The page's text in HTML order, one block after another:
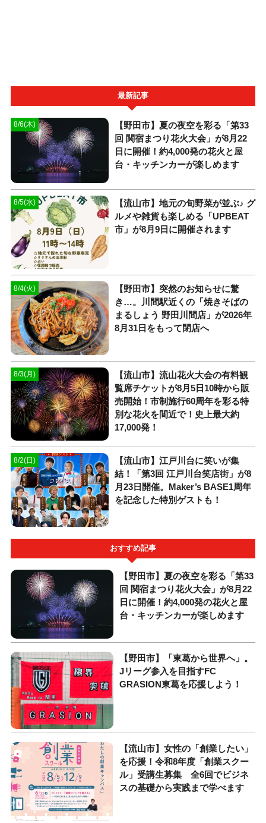
最新記事
8/6(木)
【野田市】夏の夜空を彩る「第33
回 関宿まつり花火大会」が8月22
日に開催！約4,000発の花火と屋
台・キッチンカーが楽しめます
8/5(水)
【流山市】地元の旬野菜が並ぶ♪ グ
ルメや雑貨も楽しめる「UPBEAT
市」が8月9日に開催されます
8/4(火)
【野田市】突然のお知らせに驚
き…。川間駅近くの「焼きそばの
まるしょう 野田川間店」が2026年
8月31日をもって閉店へ
8/3(月)
【流山市】流山花火大会の有料観
覧席チケットが8月5日10時から販
売開始！市制施行60周年を彩る特
別な花火を間近で！史上最大約
17,000発！
8/2(日)
【流山市】江戸川台に笑いが集
結！「第3回 江戸川台笑店街」が8
月23日開催。Maker’s BASE1周年
を記念した特別ゲストも！
おすすめ記事
【野田市】夏の夜空を彩る「第33
回 関宿まつり花火大会」が8月22
日に開催！約4,000発の花火と屋
台・キッチンカーが楽しめます
【野田市】「東葛から世界へ」。
Jリーグ参入を目指すFC
GRASION東葛を応援しよう！
【流山市】女性の「創業したい」
を応援！令和8年度「創業スクー
ル」受講生募集 全6回でビジネ
スの基礎から実践まで学べます